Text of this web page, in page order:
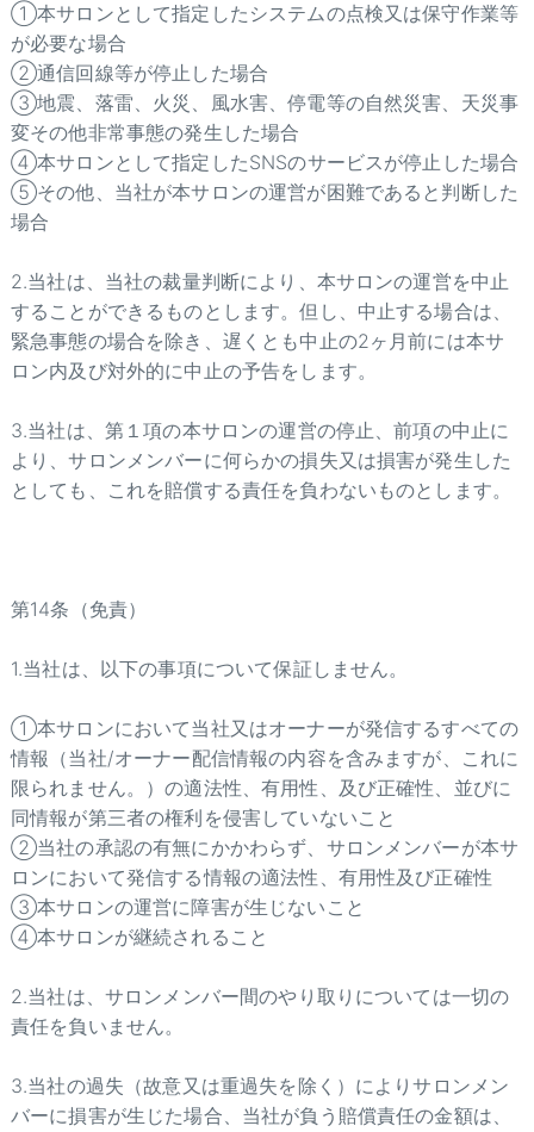
①本サロンとして指定したシステムの点検又は保守作業等
が必要な場合
②通信回線等が停止した場合
③地震、落雷、火災、風水害、停電等の自然災害、天災事
変その他非常事態の発生した場合
④本サロンとして指定したSNSのサービスが停止した場合
⑤その他、当社が本サロンの運営が困難であると判断した
場合
2.当社は、当社の裁量判断により、本サロンの運営を中止
することができるものとします。但し、中止する場合は、
緊急事態の場合を除き、遅くとも中止の2ヶ月前には本サ
ロン内及び対外的に中止の予告をします。
3.当社は、第１項の本サロンの運営の停止、前項の中止に
より、サロンメンバーに何らかの損失又は損害が発生した
としても、これを賠償する責任を負わないものとします。
第14条（免責）
1.当社は、以下の事項について保証しません。
①本サロンにおいて当社又はオーナーが発信するすべての
情報（当社/オーナー配信情報の内容を含みますが、これに
限られません。）の適法性、有用性、及び正確性、並びに
同情報が第三者の権利を侵害していないこと
②当社の承認の有無にかかわらず、サロンメンバーが本サ
ロンにおいて発信する情報の適法性、有用性及び正確性
③本サロンの運営に障害が生じないこと
④本サロンが継続されること
2.当社は、サロンメンバー間のやり取りについては一切の
責任を負いません。
3.当社の過失（故意又は重過失を除く）によりサロンメン
バーに損害が生じた場合、当社が負う賠償責任の金額は、